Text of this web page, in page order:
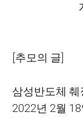
추모의 글
삼성반도체 췌
2022년 2월 18